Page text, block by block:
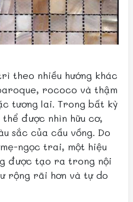
theo nhiều hướng khác
rococo và thậm
tương lai. Trong bất kỳ
được nhìn hữu cơ,
sắc của cầu vồng. Do
ngọc trai, một hiệu
được tạo ra trong nội
rộng rãi hơn và tự do